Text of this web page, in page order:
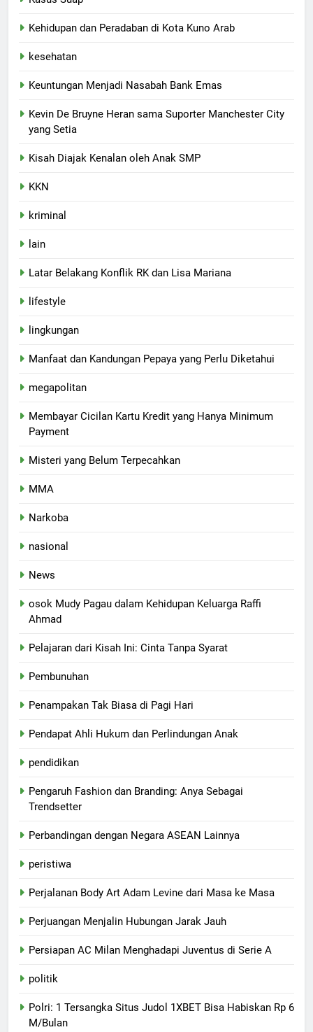
Kehidupan dan Peradaban di Kota Kuno Arab
kesehatan
Keuntungan Menjadi Nasabah Bank Emas
Kevin De Bruyne Heran sama Suporter Manchester City
yang Setia
Kisah Diajak Kenalan oleh Anak SMP
KKN
kriminal
lain
Latar Belakang Konflik RK dan Lisa Mariana
lifestyle
lingkungan
Manfaat dan Kandungan Pepaya yang Perlu Diketahui
megapolitan
Membayar Cicilan Kartu Kredit yang Hanya Minimum
Payment
Misteri yang Belum Terpecahkan
MMA
Narkoba
nasional
News
osok Mudy Pagau dalam Kehidupan Keluarga Raffi
Ahmad
Pelajaran dari Kisah Ini: Cinta Tanpa Syarat
Pembunuhan
Penampakan Tak Biasa di Pagi Hari
Pendapat Ahli Hukum dan Perlindungan Anak
pendidikan
Pengaruh Fashion dan Branding: Anya Sebagai
Trendsetter
Perbandingan dengan Negara ASEAN Lainnya
peristiwa
Perjalanan Body Art Adam Levine dari Masa ke Masa
Perjuangan Menjalin Hubungan Jarak Jauh
Persiapan AC Milan Menghadapi Juventus di Serie A
politik
Polri: 1 Tersangka Situs Judol 1XBET Bisa Habiskan Rp 6
M/Bulan